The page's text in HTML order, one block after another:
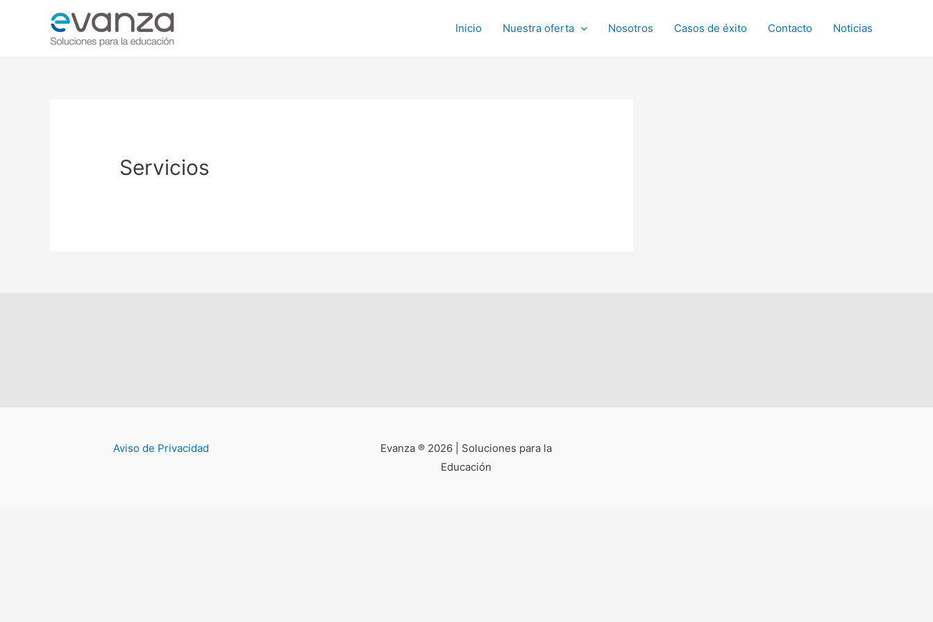
Inicio Nuestra oferta Nosotros Casos de éxito Contacto Noticias
Servicios
Aviso de Privacidad
Evanza ® 2026 | Soluciones para la
Educación